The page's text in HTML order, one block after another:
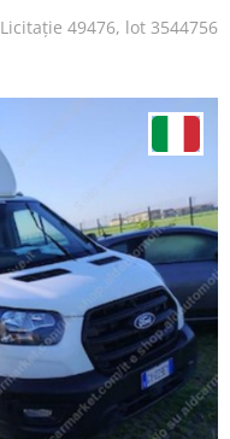
Licitație 49476, lot 3544756